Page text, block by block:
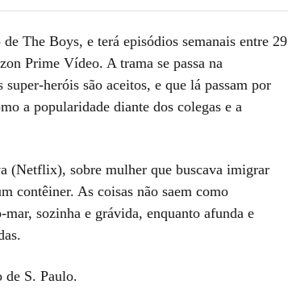
The Boys, e terá episódios semanais entre 29
Prime Vídeo. A trama se passa na
heróis são aceitos, e que lá passam por
a popularidade diante dos colegas e a
(Netflix), sobre mulher que buscava imigrar
contêiner. As coisas não saem como
sozinha e grávida, enquanto afunda e
de S. Paulo.